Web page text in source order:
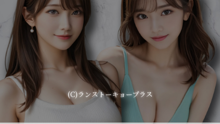
(C)ランストーキョープラス